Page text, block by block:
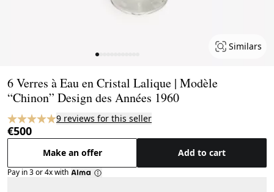
Similars
6 Verres à Eau en Cristal Lalique | Modèle
“Chinon” Design des Années 1960
9 reviews for this seller
€500
Make an offer Add to cart
Pay in 3 or 4x with